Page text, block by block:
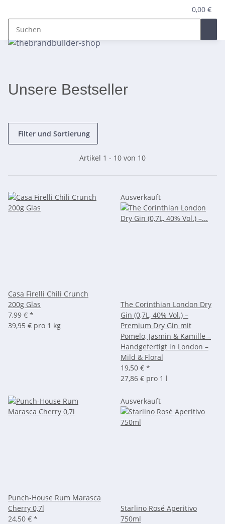
0,00 €
Unsere Bestseller
Filter und Sortierung
Artikel 1 - 10 von 10
Casa Firelli Chili Crunch
200g Glas
7,99 € *
39,95 € pro 1 kg
Ausverkauft
The Corinthian London Dry
Gin (0,7L, 40% Vol.) –
Premium Dry Gin mit
Pomelo, Jasmin & Kamille –
Handgefertigt in London –
Mild & Floral
19,50 € *
27,86 € pro 1 l
Punch-House Rum Marasca
Cherry 0,7l
24,50 € *
Ausverkauft
Starlino Rosé Aperitivo
750ml